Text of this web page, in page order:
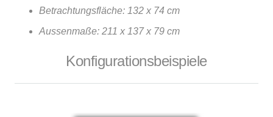
Betrachtungsfläche: 132 x 74 cm
Aussenmaße: 211 x 137 x 79 cm
Konfigurationsbeispiele